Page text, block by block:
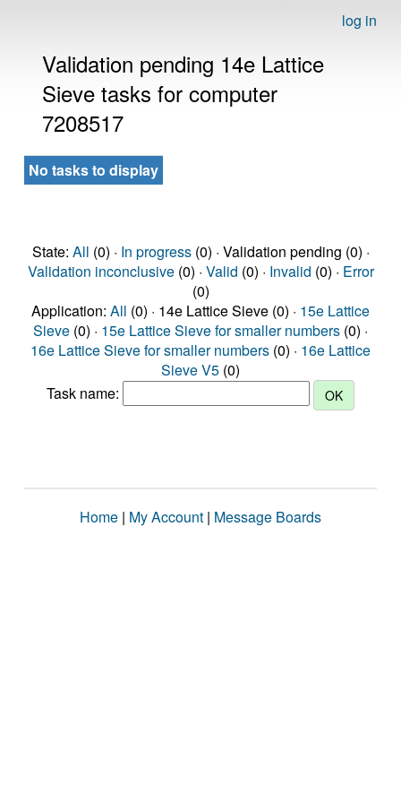
log in
Validation pending 14e Lattice
Sieve tasks for computer
7208517
No tasks to display
State: All (0) · In progress(0) · Validation pending (0) ·
Validation inconclusive(0) · Valid (0) · Invalid (0) · Error
(0)
Application: All (0) · 14e Lattice Sieve (0) · 15e Lattice
Sieve (0) · 15e Lattice Sieve for smaller numbers (0) ·
16e Lattice Sieve for smaller numbers (0) · 16e Lattice
Sieve V5 (0)
Task name:
Home | My Account | Message Boards